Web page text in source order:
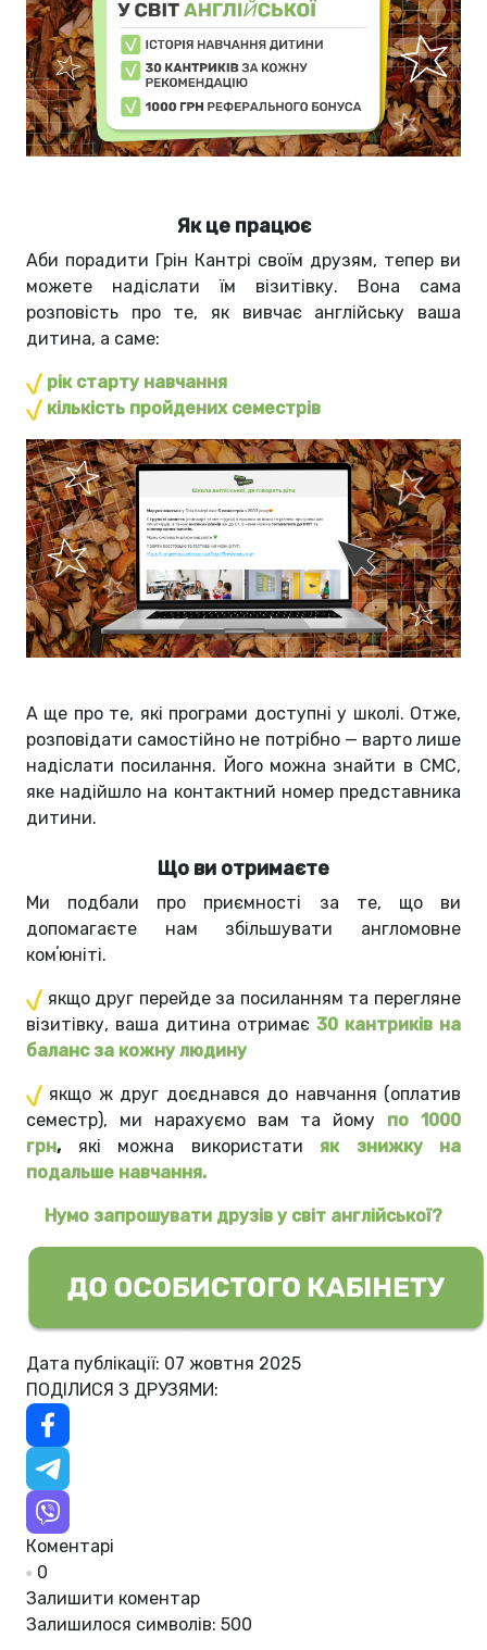
Як це працює
Аби порадити Грін Кантрі своїм друзям, тепер ви
можете надіслати їм візитівку. Вона сама
розповість про те, як вивчає англійську ваша
дитина, а саме:
рік старту навчання
кількість пройдених семестрів
А ще про те, які програми доступні у школі. Отже,
розповідати самостійно не потрібно — варто лише
надіслати посилання. Його можна знайти в СМС,
яке надійшло на контактний номер представника
дитини.
Що ви отримаєте
Ми подбали про приємності за те, що ви
допомагаєте нам збільшувати англомовне
комʼюніті.
якщо друг перейде за посиланням та перегляне
візитівку, ваша дитина отримає 30 кантриків на
баланс за кожну людину
якщо ж друг доєднався до навчання (оплатив
семестр), ми нарахуємо вам та йому по 1000
грн, які можна використати як знижку на
подальше навчання.
Нумо запрошувати друзів у світ англійської?
Дата публікації: 07 жовтня 2025
ПОДІЛИСЯ З ДРУЗЯМИ:
Коментарі
0
Залишити коментар
Залишилося символів: 500